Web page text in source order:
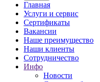
Главная
Услуги и сервис
Сертификаты
Вакансии
Наше преимущество
Наши клиенты
Сотрудничество
Инфо
Новости